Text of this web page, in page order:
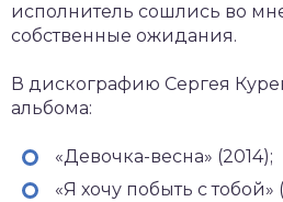
исполнитель сошлись во
собственные ожидания.
В дискографию Сергея
альбома:
«Девочка-весна» (2014);
«Я хочу побыть с тобой»